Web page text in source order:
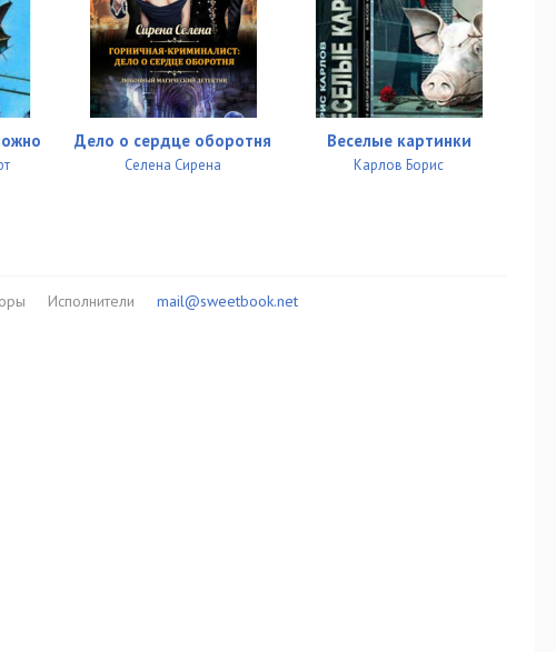
58:43
57:24
55:37
1:13:04
Дело о сердце оборотня
Селена Сирена
Веселые картинки
Карлов Борис
Исполнители mail@sweetbook.net